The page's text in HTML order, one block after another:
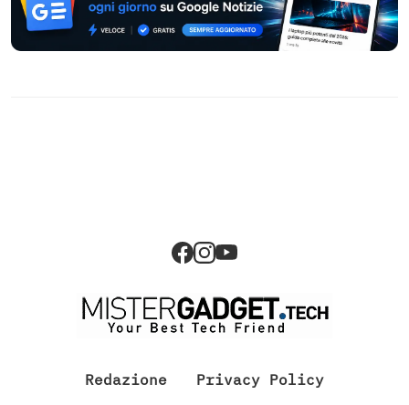
Redazione Privacy Policy